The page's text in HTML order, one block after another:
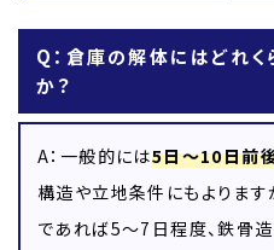
Q：倉庫の解体にはどれ
か？
A：一般的には5日〜10日前
構造や立地条件にもよりま
であれば5〜7日程度、鉄骨